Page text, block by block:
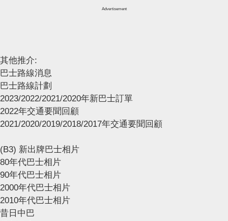
Advertisement
其他推介:
巴士路線消息
巴士路線計劃
2023/2022/2021/2020年新巴士訂單
2022年交通要聞回顧
2021/2020/2019/2018/2017年交通要聞回顧
(B3) 新出牌巴士相片
80年代巴士相片
90年代巴士相片
2000年代巴士相片
2010年代巴士相片
昔日中巴